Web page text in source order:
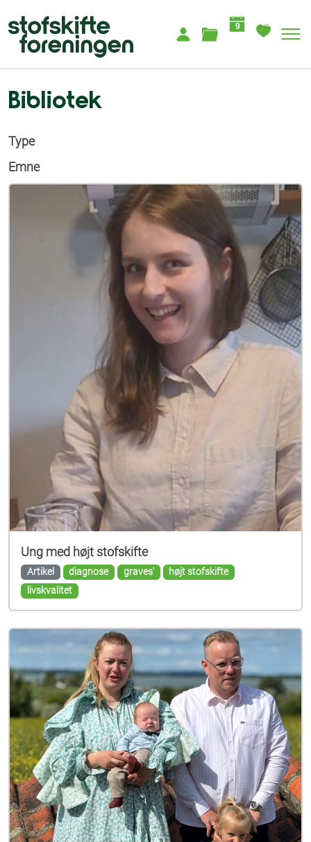
9
Bibliotek
Type
Emne
Ung med højt stofskifte
Artikel diagnose graves'
højt stofskifte
livskvalitet